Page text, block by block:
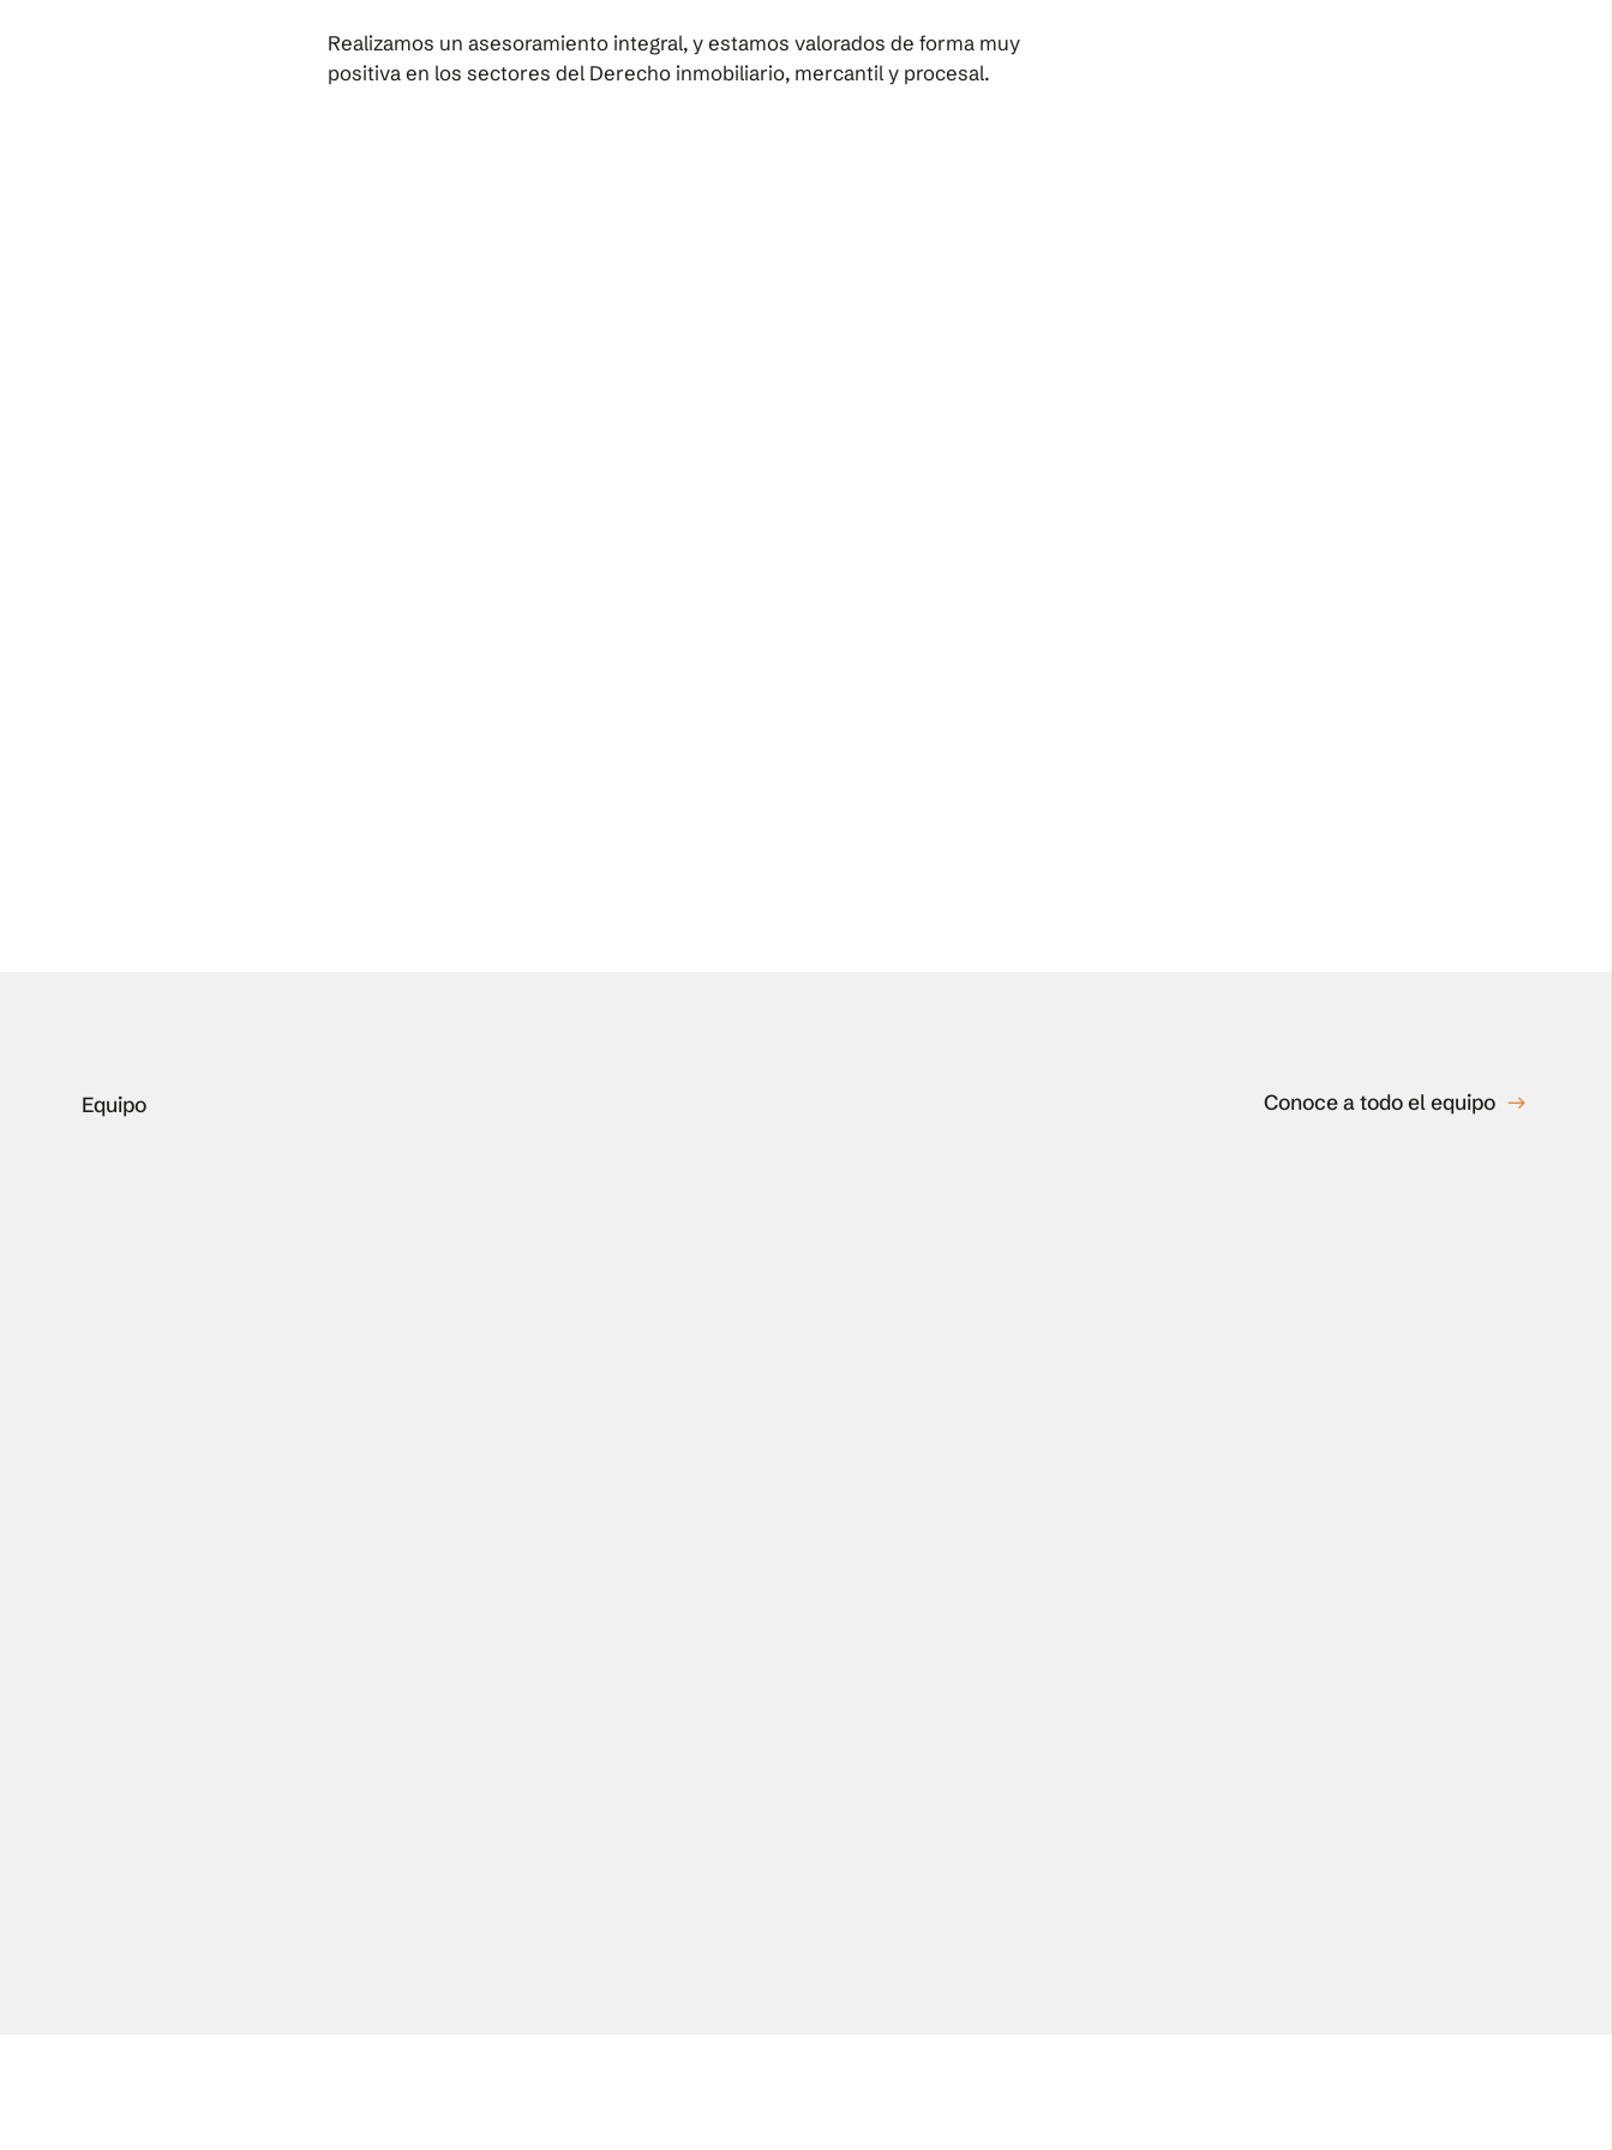
Realizamos un asesoramiento integral, y estamos valorados de forma muy
positiva en los sectores del Derecho inmobiliario, mercantil y procesal.
Equipo Conoce a todo el equipo east